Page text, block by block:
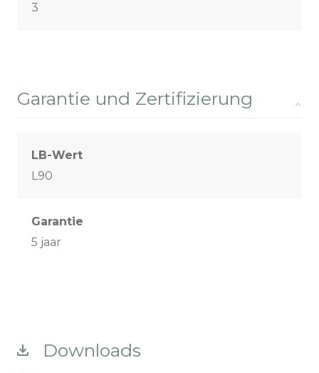
3
Garantie und Zertifizierung
LB-Wert
L90
Garantie
5 jaar
Downloads